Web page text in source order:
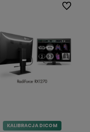
KALIBRACJA DICOM
Do